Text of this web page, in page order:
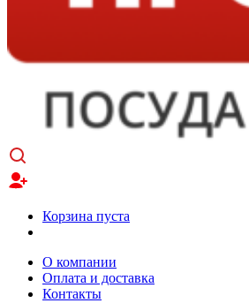
Корзина пуста
О компании
Оплата и доставка
Контакты